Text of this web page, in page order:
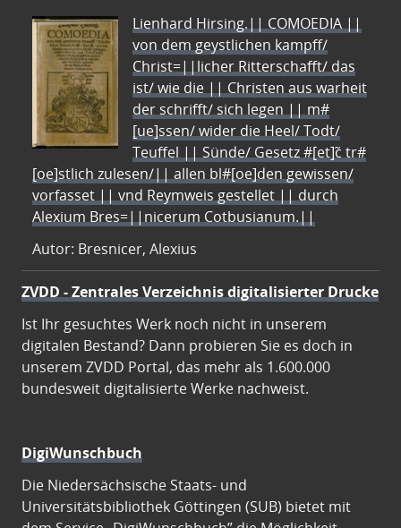
Lienhard Hirsing.|| COMOEDIA ||
von dem geystlichen kampff/
Christ=||licher Ritterschafft/ das
ist/ wie die || Christen aus warheit
der schrifft/ sich legen || m#
[ue]ssen/ wider die Heel/ Todt/
Teuffel || Sünde/ Gesetz #[et]c̃ tr#
[oe]stlich zulesen/|| allen bl#[oe]den gewissen/
vorfasset || vnd Reymweis gestellet || durch
Alexium Bres=||nicerum Cotbusianum.||
Autor: Bresnicer, Alexius
ZVDD - Zentrales Verzeichnis digitalisierter Drucke
Ist Ihr gesuchtes Werk noch nicht in unserem
digitalen Bestand? Dann probieren Sie es doch in
unserem ZVDD Portal, das mehr als 1.600.000
bundesweit digitalisierte Werke nachweist.
DigiWunschbuch
Die Niedersächsische Staats- und
Universitätsbibliothek Göttingen (SUB) bietet mit